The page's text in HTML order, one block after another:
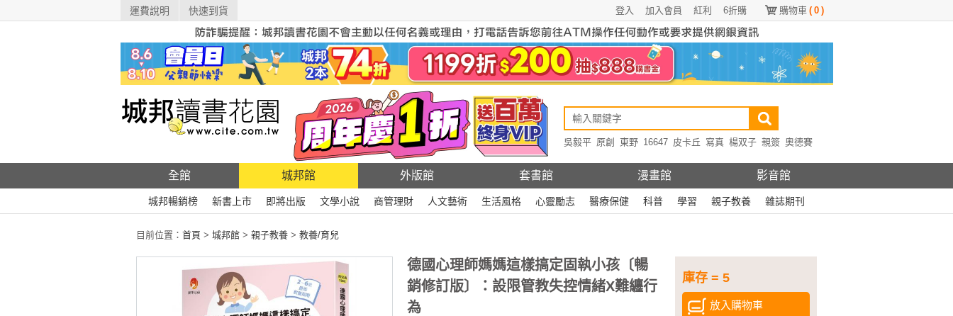
運費說明 快速到貨 購物車 ( 0 )
6折購
紅利
加入會員
登入
吳毅平 原創 東野 16647 皮卡丘 寫真 楊双子 親簽 奧德賽
全館 城邦館 外版館 套書館 漫畫館 影音館
城邦暢銷榜 新書上市 即將出版 文學小說 商管理財 人文藝術 生活風格 心靈勵志 醫療保健 科普 學習 親子教養 雜誌期刊
目前位置： 首頁 > 城邦館 > 親子教養 > 教養/育兒
庫存 = 5
放入購物車
德國心理師媽媽這樣搞定固執小孩〔暢
銷修訂版〕：設限管教失控情緒X難纏行
為